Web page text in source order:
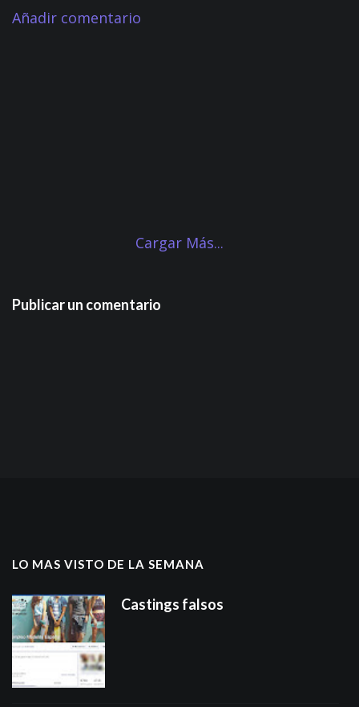
Añadir comentario
Cargar Más...
Publicar un comentario
LO MAS VISTO DE LA SEMANA
Castings falsos